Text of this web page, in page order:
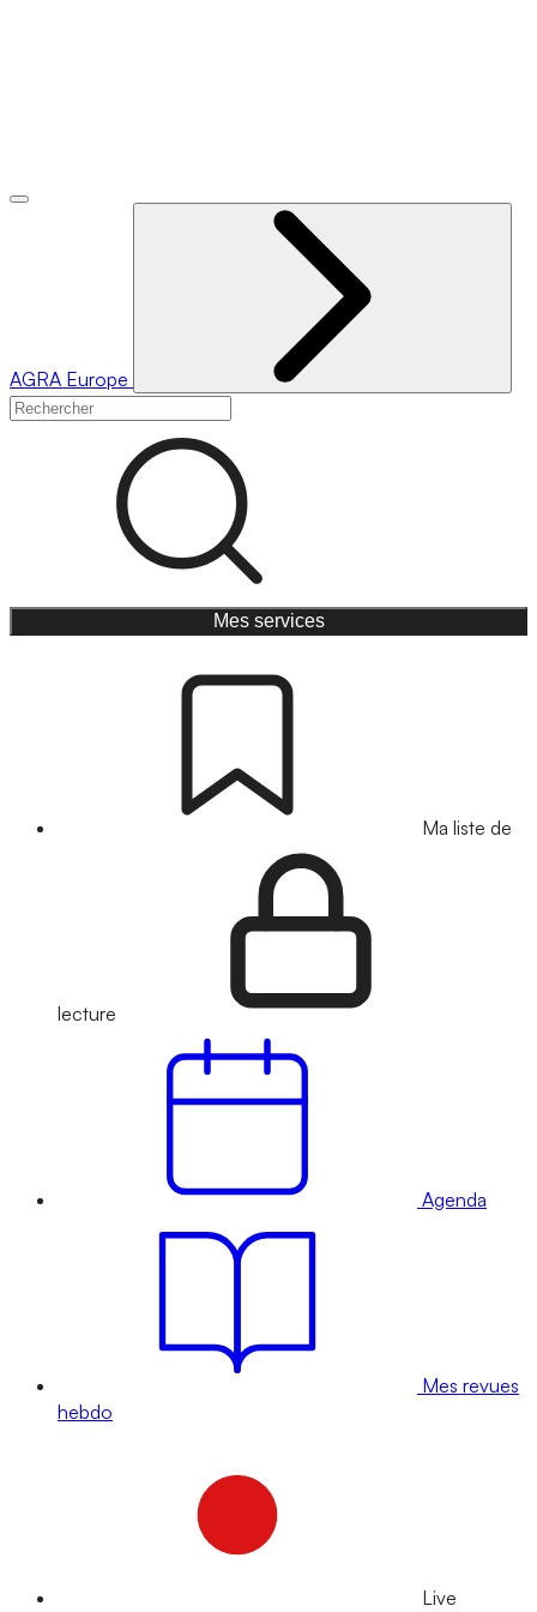
AGRA Europe
Mes services
Ma liste de
lecture
Agenda
Mes revues
hebdo
Live